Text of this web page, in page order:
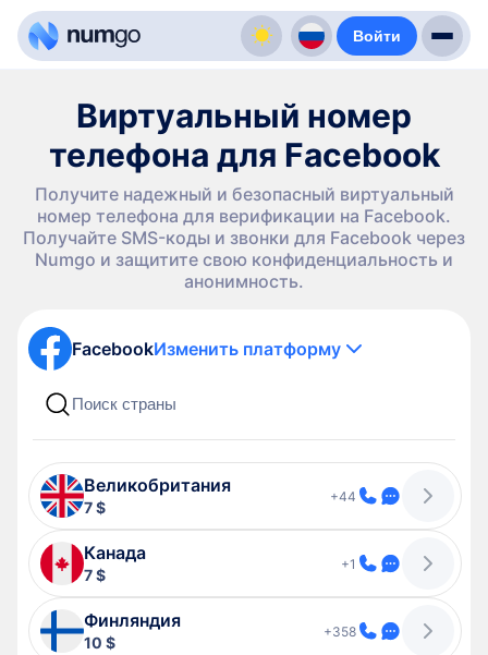
Войти
Виртуальный номер
телефона для Facebook
Получите надежный и безопасный виртуальный
номер телефона для верификации на Facebook.
Получайте SMS-коды и звонки для Facebook через
Numgo и защитите свою конфиденциальность и
анонимность.
FacebookИзменить платформу
Великобритания
7 $
+44
Канада
7 $
+1
Финляндия
10 $
+358